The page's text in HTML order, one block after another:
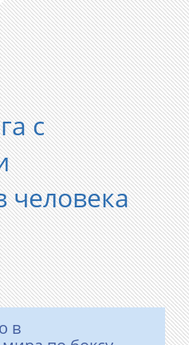
с
человека
в